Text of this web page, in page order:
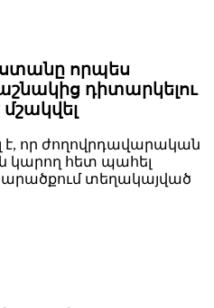
որպես
դիտարկելու
է, որ ժողովրդավարական
կարող հետ պահել
տեղակայված